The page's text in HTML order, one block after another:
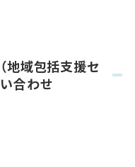
地域包括支援セ
合わせ